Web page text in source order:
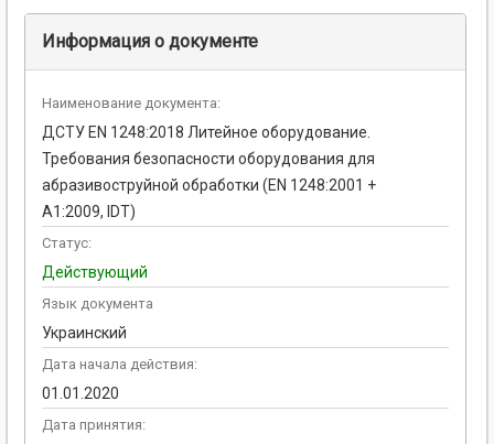
Информация о документе
Наименование документа:
ДСТУ EN 1248:2018 Литейное оборудование.
Требования безопасности оборудования для
абразивоструйной обработки (EN 1248:2001 +
А1:2009, IDT)
Статус:
Действующий
Язык документа
Украинский
Дата начала действия:
01.01.2020
Дата принятия: